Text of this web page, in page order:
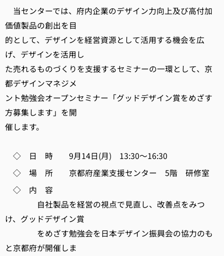
当センターでは、府内企業のデザイン力向上及び高付加
価値製品の創出を目
的として、デザインを経営資源として活用する機会を広
げ、デザインを活用し
た売れるものづくりを支援するセミナーの一環として、京
都デザインマネジメ
ント勉強会オープンセミナー「グッドデザイン賞をめざす
方募集します」を開
催します。
◇ 日 時 9月14日(月) 13:30～16:30
◇ 場 所 京都府産業支援センター 5階 研修室
◇ 内 容
自社製品を経営の視点で見直し、改善点をみつ
け、グッドデザイン賞
をめざす勉強会を日本デザイン振興会の協力のも
と京都府が開催しま